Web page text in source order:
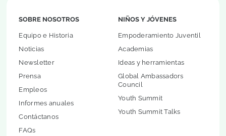
SOBRE NOSOTROS
Equipo e Historia
Noticias
Newsletter
Prensa
Empleos
Informes anuales
Contáctanos
FAQs
NIÑOS Y JÓVENES
Empoderamiento Juventil
Academias
Ideas y herramientas
Global Ambassadors
Council
Youth Summit
Youth Summit Talks